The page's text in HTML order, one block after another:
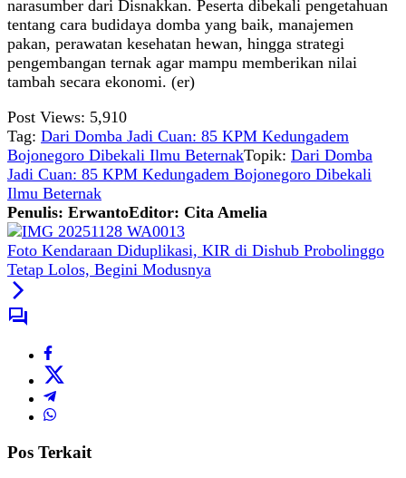
narasumber dari Disnakkan. Peserta dibekali pengetahuan
tentang cara budidaya domba yang baik, manajemen
pakan, perawatan kesehatan hewan, hingga strategi
pengembangan ternak agar mampu memberikan nilai
tambah secara ekonomi. (er)
Post Views: 5,910
Tag: Dari Domba Jadi Cuan: 85 KPM Kedungadem
Bojonegoro Dibekali Ilmu BeternakTopik: Dari Domba
Jadi Cuan: 85 KPM Kedungadem Bojonegoro Dibekali
Ilmu Beternak
Penulis: ErwantoEditor: Cita Amelia
Foto Kendaraan Diduplikasi, KIR di Dishub Probolinggo
Tetap Lolos, Begini Modusnya
Pos Terkait